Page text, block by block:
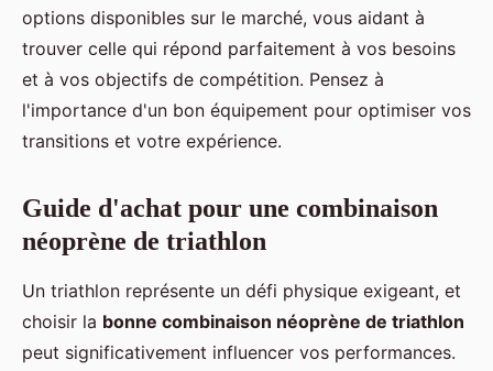
options disponibles sur le marché, vous aidant à
trouver celle qui répond parfaitement à vos besoins
et à vos objectifs de compétition. Pensez à
l'importance d'un bon équipement pour optimiser vos
transitions et votre expérience.
Guide d'achat pour une combinaison
néoprène de triathlon
Un triathlon représente un défi physique exigeant, et
choisir la bonne combinaison néoprène de triathlon
peut significativement influencer vos performances.